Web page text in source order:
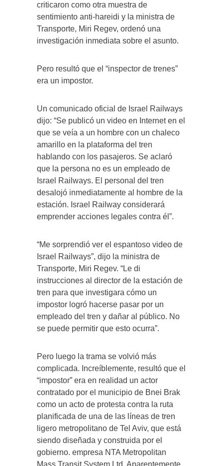
criticaron como otra muestra de
sentimiento anti-hareidi y la ministra de
Transporte, Miri Regev, ordenó una
investigación inmediata sobre el asunto.
Pero resultó que el “inspector de trenes”
era un impostor.
Un comunicado oficial de Israel Railways
dijo: “Se publicó un video en Internet en el
que se veía a un hombre con un chaleco
amarillo en la plataforma del tren
hablando con los pasajeros. Se aclaró
que la persona no es un empleado de
Israel Railways. El personal del tren
desalojó inmediatamente al hombre de la
estación. Israel Railway considerará
emprender acciones legales contra él”.
“Me sorprendió ver el espantoso video de
Israel Railways”, dijo la ministra de
Transporte, Miri Regev. “Le di
instrucciones al director de la estación de
tren para que investigara cómo un
impostor logró hacerse pasar por un
empleado del tren y dañar al público. No
se puede permitir que esto ocurra”.
Pero luego la trama se volvió más
complicada. Increíblemente, resultó que el
“impostor” era en realidad un actor
contratado por el municipio de Bnei Brak
como un acto de protesta contra la ruta
planificada de una de las líneas de tren
ligero metropolitano de Tel Aviv, que está
siendo diseñada y construida por el
gobierno. empresa NTA Metropolitan